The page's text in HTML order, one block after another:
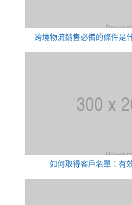
跨境物流銷售必備的條件是
如何取得客戶名單：有